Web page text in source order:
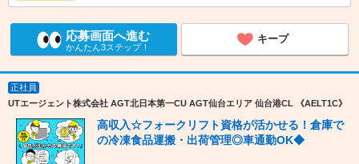
応募画面へ進む
かんたん3ステップ！
キープ
正社員
UTエージェント株式会社 AGT北日本第一CU AGT仙台エリア 仙台港CL 《AELT1C》
高収入☆フォークリフト資格が活かせる！倉庫で
の冷凍食品運搬・出荷管理◎車通勤OK◆